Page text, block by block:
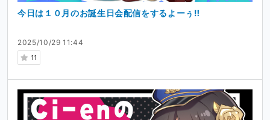
2025/10/29 11:44
11
今日は１０月のお誕生日会配信をするよーぅ‼︎